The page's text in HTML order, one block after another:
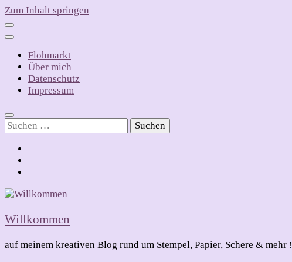
Zum Inhalt springen
Flohmarkt
Über mich
Datenschutz
Impressum
Suchen
nach:
Willkommen
auf meinem kreativen Blog rund um Stempel, Papier, Schere & mehr !